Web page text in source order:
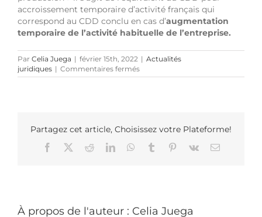
accroissement temporaire d’activité français qui
correspond au CDD conclu en cas d’augmentation
temporaire de l’activité habituelle de l’entreprise.
Par Celia Juega | février 15th, 2022 | Actualités
juridiques | Commentaires ferméssur
Nouvelle
travail
Espagne
Partagez cet article, Choisissez votre Plateforme!
Facebook RedditLinkedInWhatsApp
Tumblr Pinterest
Vk Email
À propos de l'auteur : Celia Juega